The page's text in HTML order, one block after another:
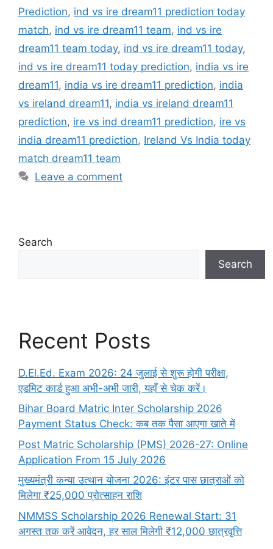
Prediction, ind vs ire dream11 prediction today
match, ind vs ire dream11 team, ind vs ire
dream11 team today, ind vs ire dream11 today,
ind vs ire dream11 today prediction, india vs ire
dream11, india vs ire dream11 prediction, india
vs ireland dream11, india vs ireland dream11
prediction, ire vs ind dream11 prediction, ire vs
india dream11 prediction, Ireland Vs India today
match dream11 team
Leave a comment
Search
Search
Recent Posts
D.El.Ed. Exam 2026: 24 जुलाई से शुरू होगी परीक्षा,
एडमिट कार्ड हुआ अभी-अभी जारी, यहाँ से चेक करें।
Bihar Board Matric Inter Scholarship 2026
Payment Status Check: कब तक पैसा आएगा खाते में
Post Matric Scholarship (PMS) 2026-27: Online
Application From 15 July 2026
मुख्यमंत्री कन्या उत्थान योजना 2026: इंटर पास छात्राओं को
मिलेगा ₹25,000 प्रोत्साहन राशि
NMMSS Scholarship 2026 Renewal Start: 31
अगस्त तक करें आवेदन, हर साल मिलेगी ₹12,000 छात्रवृत्ति